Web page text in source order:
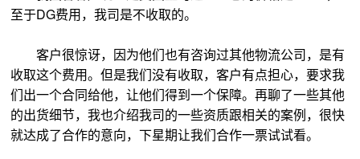
至于DG费用，我司是不收取的。
客户很惊讶，因为他们也有咨询过其他物流公司，是有
收取这个费用。但是我们没有收取，客户有点担心，要求我
们出一个合同给他，让他们得到一个保障。再聊了一些其他
的出货细节，我也介绍我司的一些资质跟相关的案例，很快
就达成了合作的意向，下星期让我们合作一票试试看。